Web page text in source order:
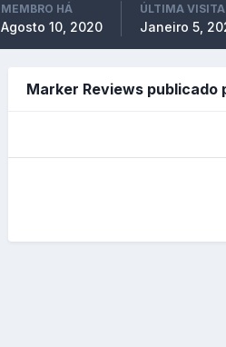
MEMBRO HÁ
Agosto 10, 2020
ÚLTIMA VISITA
Janeiro 5,
Marker Reviews publicado